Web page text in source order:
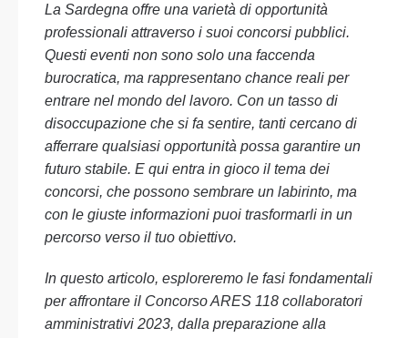
La Sardegna offre una varietà di opportunità
professionali attraverso i suoi concorsi pubblici.
Questi eventi non sono solo una faccenda
burocratica, ma rappresentano chance reali per
entrare nel mondo del lavoro. Con un tasso di
disoccupazione che si fa sentire, tanti cercano di
afferrare qualsiasi opportunità possa garantire un
futuro stabile. E qui entra in gioco il tema dei
concorsi, che possono sembrare un labirinto, ma
con le giuste informazioni puoi trasformarli in un
percorso verso il tuo obiettivo.
In questo articolo, esploreremo le fasi fondamentali
per affrontare il Concorso ARES 118 collaboratori
amministrativi 2023, dalla preparazione alla